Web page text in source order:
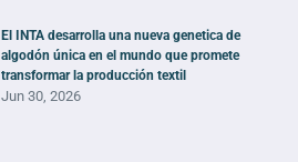
El INTA desarrolla una nueva genetica de
algodón única en el mundo que promete
transformar la producción textil
Jun 30, 2026